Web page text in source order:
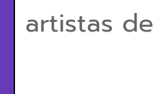
artistas